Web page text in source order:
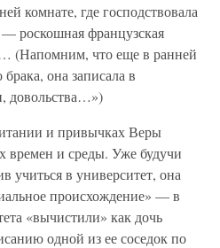
комнате, где господствовала
роскошная французская
(Напомним, что еще в ранней
она записала в
довольства…»)
и привычках Веры
и среды. Уже будучи
учиться в университет, она
происхождение» — в
«вычистили» как дочь
одной из ее соседок по